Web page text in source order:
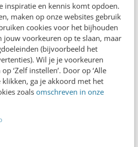
inspiratie en kennis komt opdoen.
maken op onze websites gebruik
cookies voor het bijhouden
jouw voorkeuren op te slaan, maar
(bijvoorbeeld het
Wil je je voorkeuren
‘Zelf instellen’. Door op ‘Alle
klikken, ga je akkoord met het
zoals omschreven in onze
tekst schrijven? Kijk uit
perspectieven
of iemand overtuigen.
dan op de loer, maar kijk uit: